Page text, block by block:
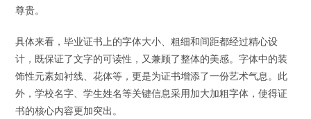
尊贵。
具体来看，毕业证书上的字体大小、粗细和间距都经过精心设
计，既保证了文字的可读性，又兼顾了整体的美感。字体中的装
饰性元素如衬线、花体等，更是为证书增添了一份艺术气息。此
外，学校名字、学生姓名等关键信息采用加大加粗字体，使得证
书的核心内容更加突出。